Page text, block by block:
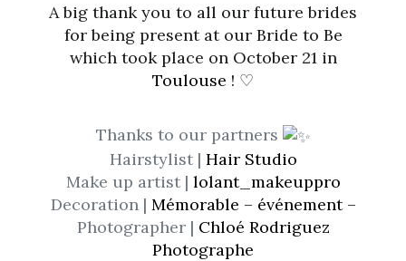
A big thank you to all our future brides
for being present at our Bride to Be
which took place on October 21 in
Toulouse ! ♡
Thanks to our partners
Hairstylist | Hair Studio
Make up artist | lolant_makeuppro
Decoration | Mémorable – événement –
Photographer | Chloé Rodriguez
Photographe